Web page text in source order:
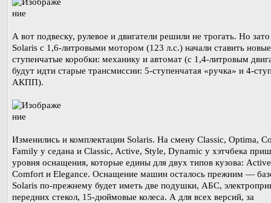
А вот подвеску, рулевое и двигатели решили не трогать. Но
Solaris с 1,6-литровыми мотором (123 л.с.) начали ставить
ступенчатые коробки: механику и автомат (с 1,4-литровым
будут идти старые трансмиссии: 5-ступенчатая «ручка» и 4-
АКПП).
Изменились и комплектации Solaris. На смену Classic, Optima,
Family у седана и Classic, Active, Style, Dynamic у хэтчбека
уровня оснащения, которые едины для двух типов кузова:
Comfort и Elegance. Оснащение машин осталось прежним —
Solaris по-прежнему будет иметь две подушки, АБС,
передних стекол, 15-дюймовые колеса. А для всех версий, за